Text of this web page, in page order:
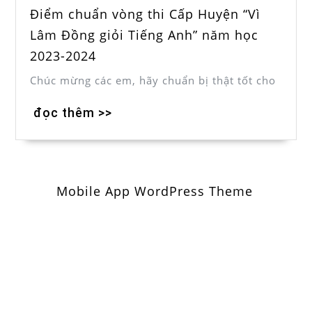
Điểm chuẩn vòng thi Cấp Huyện “Vì
Lâm Đồng giỏi Tiếng Anh” năm học
2023-2024
Chúc mừng các em, hãy chuẩn bị thật tốt cho
đọc thêm >>
Mobile App WordPress Theme